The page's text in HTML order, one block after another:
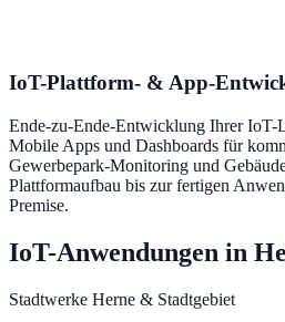
IoT-Plattform- & App-
Ende-zu-Ende-Entwicklung Ihrer IoT-
Mobile Apps und Dashboards für
Gewerbepark-Monitoring und
Plattformaufbau bis zur fertigen
Premise.
IoT-Anwendungen in
Stadtwerke Herne & Stadtgebiet